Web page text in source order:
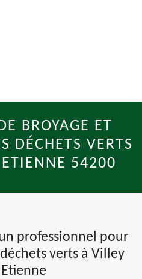
BROYAGE ET
DÉCHETS VERTS
54200
professionnel pour
verts à Villey